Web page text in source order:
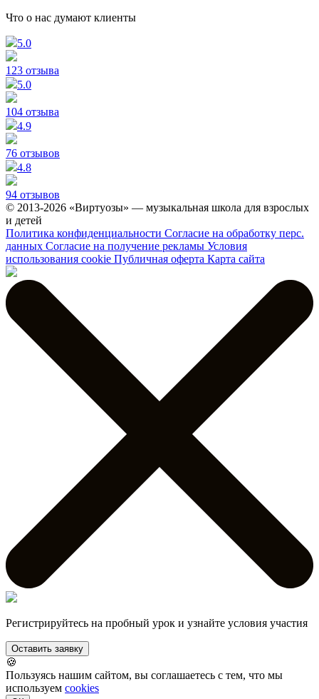
Что о нас думают клиенты
5.0
123 отзыва
5.0
104 отзыва
4.9
76 отзывов
4.8
94 отзывов
© 2013-2026 «Виртуозы» — музыкальная школа для взрослых
и детей
Политика конфиденциальности Согласие на обработку перс.
данных Согласие на получение рекламы Условия
использования cookie Публичная оферта Карта сайта
Регистрируйтесь на пробный урок и узнайте условия участия
Оставить заявку
🍪
Пользуясь нашим сайтом, вы соглашаетесь с тем, что мы
используем cookies